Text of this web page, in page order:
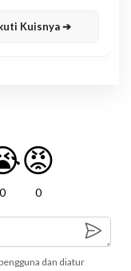
Kuisnya ➔
0
😡
0
dan diatur